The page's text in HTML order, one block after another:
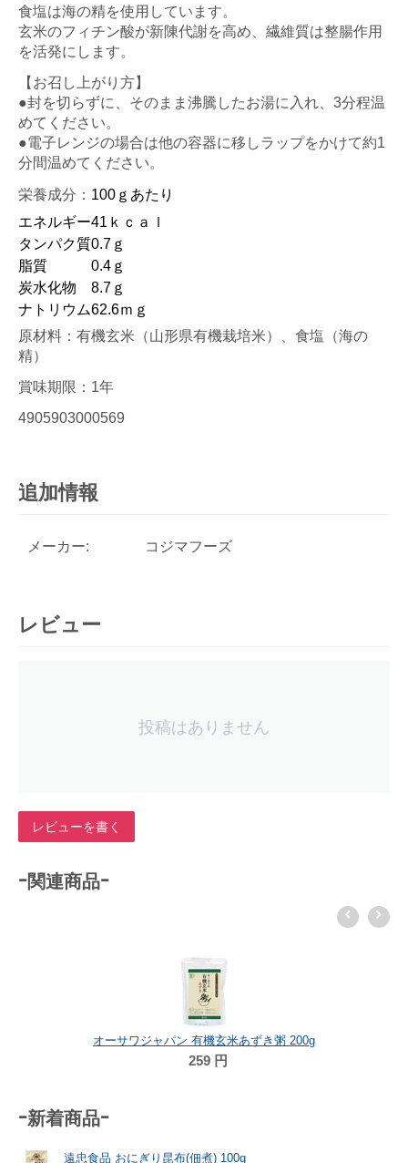
食塩は海の精を使用しています。
玄米のフィチン酸が新陳代謝を高め、繊維質は整腸作用
を活発にします。
【お召し上がり方】
●封を切らずに、そのまま沸騰したお湯に入れ、3分程温
めてください。
●電子レンジの場合は他の容器に移しラップをかけて約1
分間温めてください。
栄養成分： 100ｇあたり
エネルギー41ｋｃａｌ
タンパク質0.7ｇ
脂質
0.4ｇ
炭水化物
8.7ｇ
ナトリウム62.6ｍｇ
原材料：有機玄米（山形県有機栽培米）、食塩（海の
精）
賞味期限：1年
4905903000569
追加情報
メーカー: コジマフーズ
レビュー
投稿はありません
レビューを書く
-関連商品-
オーサワジャパン 有機玄米あずき粥 200g
259 円
-新着商品-
遠忠食品 おにぎり昆布(佃煮) 100g